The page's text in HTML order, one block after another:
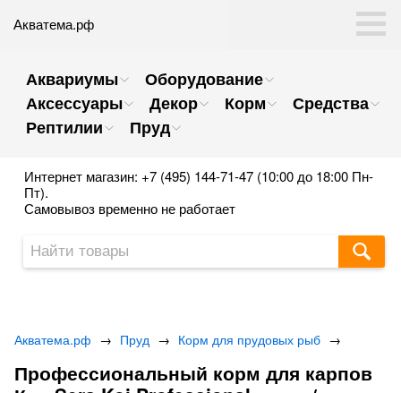
Акватема.рф
Аквариумы
Оборудование
Аксессуары
Декор Корм
Средства
Рептилии
Пруд
Интернет магазин: +7 (495) 144-71-47 (10:00 до 18:00 Пн-
Пт).
Самовывоз временно не работает
Акватема.рф → Пруд → Корм для прудовых рыб →
Профессиональный корм для карпов